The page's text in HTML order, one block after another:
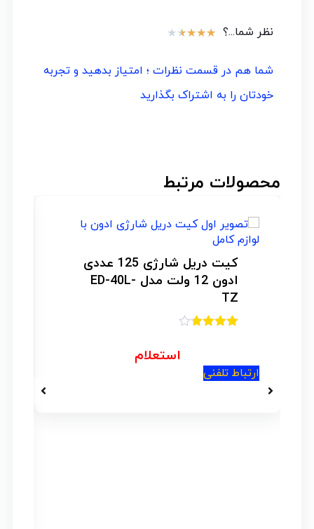
نظر شما...؟ ★
★
★
★
★
شما هم در قسمت نظرات ؛ امتیاز بدهید و تجربه
خودتان را به اشتراک بگذارید
محصولات مرتبط
کیت دریل شارژی 125 عددی
ادون 12 ولت مدل ED-40L-
TZ
استعلام
ارتباط تلفنی